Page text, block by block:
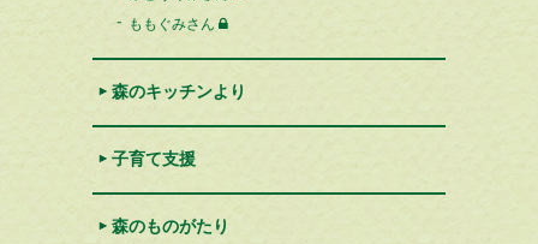
ももぐみさん
森のキッチンより
子育て支援
森のものがたり